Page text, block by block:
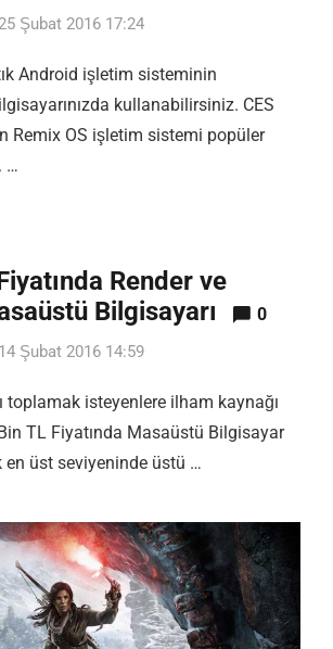
Şubat 2016 17:24
Android işletim sisteminin
kullanabilirsiniz. CES
Remix OS işletim sistemi popüler
…
Render ve
Bilgisayarı
0
14 Şubat 2016 14:59
toplamak isteyenlere ilham kaynağı
TL Fiyatında Masaüstü Bilgisayar
en üst seviyeninde üstü …